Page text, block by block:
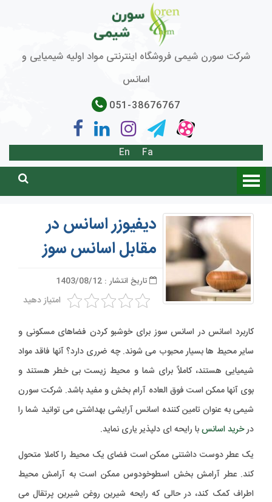
شرکت سورن شیمی فروشگاه اینترنتی مواد اولیه شیمیایی و
اسانس
051-38676767
Fa
En
دیفیوزر اسانس در
مقابل اسانس سوز
تاریخ انتشار : 1403/08/12
امتیاز دهید
کاربرد اسانس در اسانس سوز برای خوشبو کردن فضاهای مسکونی و
سایر محیط ها بسیار محبوب می شوند. چه ضرری دارد؟ آنها فاقد مواد
شیمیایی هستند، کاملاً برای شما و محیط زیست بی خطر هستند و
بوی آنها ممکن است فوق العاده آرام بخش و مفید باشد. شرکت سورن
شیمی به عنوان تامین کننده اسانس آرایشی بهداشتی می توانید شما را
درخرید اسانسبا رایحه ای دلپذیر یاری نماید.
یک عطر دوست داشتنی ممکن است فضای یک محیط را کاملا متحول
کند. عطر آرامش بخش اسطوخودوس ممکن است به آرامش محیط
اطراف کمک کند، در حالی که رایحه شیرین روغن شیرین پرتقال می